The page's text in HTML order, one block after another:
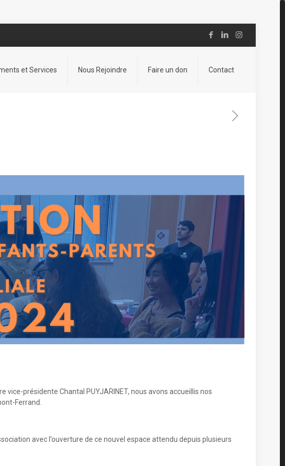
et Services Nous Rejoindre Faire un don Contact
présidente Chantal PUYJARINET, nous avons accueillis nos
Ferrand.
avec l’ouverture de ce nouvel espace attendu depuis plusieurs